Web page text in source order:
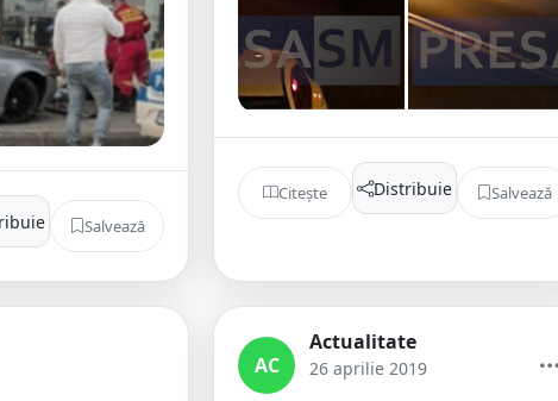
Salvează
Citește Distribuie Salvează
AC
Actualitate
26 aprilie 2019